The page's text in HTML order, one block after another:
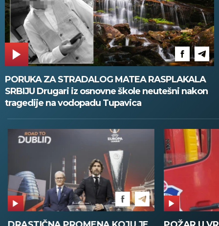
PORUKA ZA STRADALOG MATEA RASPLAKALA
SRBIJU Drugari iz osnovne škole neutešni nakon
tragedije na vodopadu Tupavica